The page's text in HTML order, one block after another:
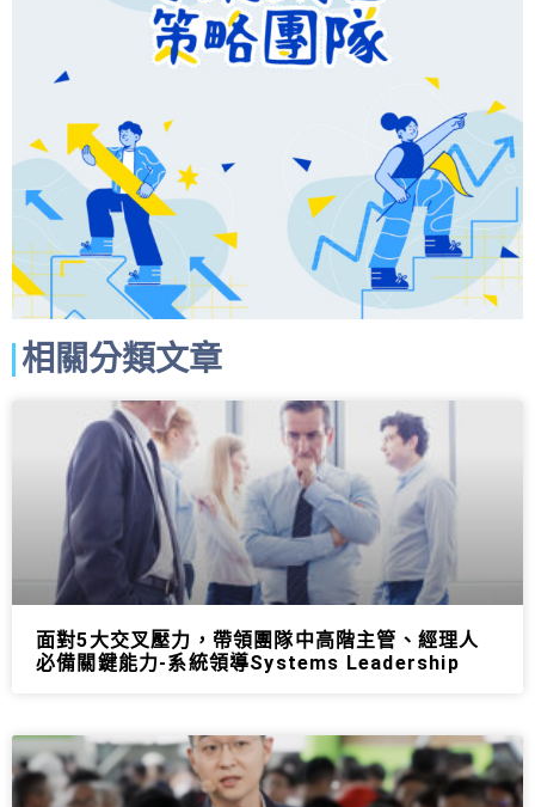
相關分類文章
面對5大交叉壓力，帶領團隊中高階主管、經理人
必備關鍵能力-系統領導Systems Leadership